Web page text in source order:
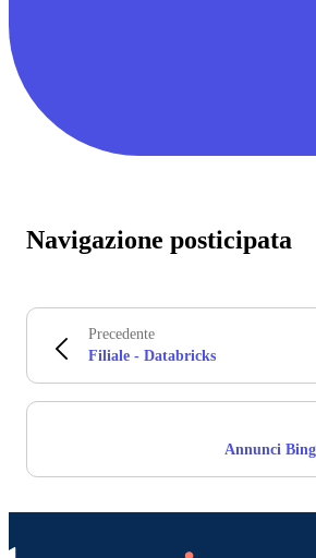
Navigazione posticipata
Precedente
Filiale - Databricks
Annunci